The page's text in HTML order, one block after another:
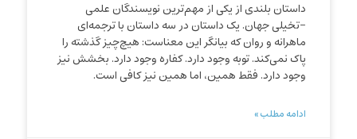
داستان بلندی از یکی از مهم‌ترین نویسندگان علمی
-تخیلی جهان. یک داستان در سه داستان با ترجمه‌ای
ماهرانه و روان که بیانگر این معناست: هیچ‌چیز گذشته را
پاک نمی‌کند. توبه وجود دارد. کفاره وجود دارد. بخشش نیز
وجود دارد. فقط همین، اما همین نیز کافی است.
ادامه مطلب »